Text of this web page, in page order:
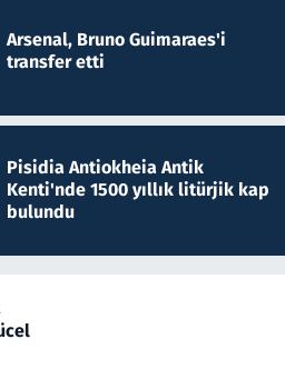
Arsenal, Bruno Guimaraes'i
transfer etti
Pisidia Antiokheia Antik
Kenti'nde 1500 yıllık litürjik kap
bulundu